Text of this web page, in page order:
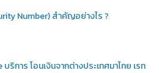
Number) สำคัญอย่างไร ?
ริการ โอนเงินจากต่างประเทศมาไทย เรท